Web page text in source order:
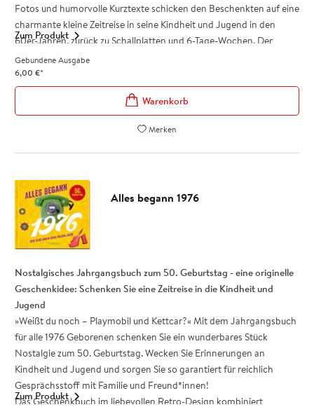
Fotos und humorvolle Kurztexte schicken den Beschenkten auf eine
charmante kleine Zeitreise in seine Kindheit und Jugend in den
60er-Jahren, zurück zu Schallplatten und 6-Tage-Wochen. Der
»Weißt du noch«-Effekt wird unterstützt durch das liebevolle Retro-
Design und die Ära-Highlights aus Medien, Kultur, Gesellschaft und
Lifestyle.
Verschenken Sie mit dem Jahrgangsbuch ein wunderbares Stück
Charmante Geschenkidee und beliebt als kleines Zusatz-
Geschenk zum 60. Geburtstag: Schenken Sie eine emotionale
Besonderes Retro-Design - Authentische Fotos und lockere
Kurztexte wecken Erinnerungen!
Für Frauen und Männer Jahrgang 1966: Ein besonderes
Geschenk zum runden Geburtstag
Das Jahrgangsbuch Alles begann 1966ist ein tolles Geschenk zum
60. Geburtstag, das auf der Geburtstagsparty sicher für reichlich
Gesprächsstoff sorgt.
Zum Produkt
Gebundene Ausgabe
6,00 €*
Merken
Alles begann 1976
Nostalgisches Jahrgangsbuch zum 50. Geburtstag - eine originelle
Geschenkidee: Schenken Sie eine Zeitreise in die Kindheit und
Jugend
»Weißt du noch – Playmobil und Kettcar?« Mit dem Jahrgangsbuch
für alle 1976 Geborenen schenken Sie ein wunderbares Stück
Nostalgie zum 50. Geburtstag. Wecken Sie Erinnerungen an
Kindheit und Jugend und sorgen Sie so garantiert für reichlich
Gesprächsstoff mit Familie und Freund*innen!
Das Geschenkbuch im liebevollen Retro-Design kombiniert
Zum Produkt